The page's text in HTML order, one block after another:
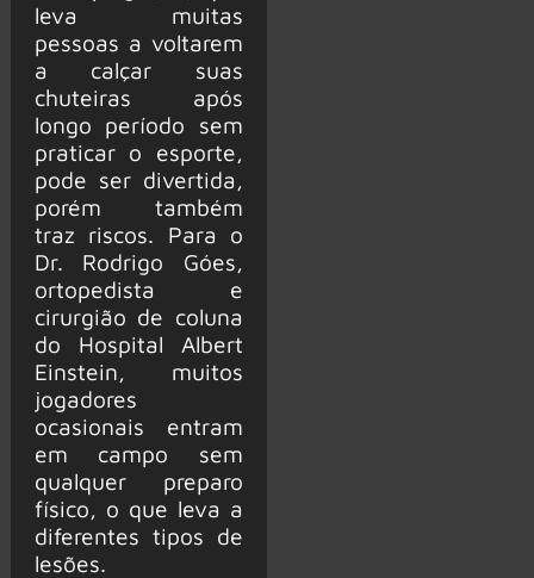
leva muitas
pessoas a voltarem
a calçar suas
chuteiras após
longo período sem
praticar o esporte,
pode ser divertida,
porém também
traz riscos. Para o
Dr. Rodrigo Góes,
ortopedista e
cirurgião de coluna
do Hospital Albert
Einstein, muitos
jogadores
ocasionais entram
em campo sem
qualquer preparo
físico, o que leva a
diferentes tipos de
lesões.